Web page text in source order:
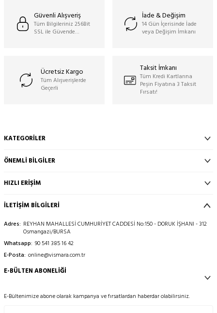
Güvenli Alışveriş
Tüm Bilgileriniz 256Bit
SSL ile Güvende…
İade & Değişim
14 Gün İçerisinde İade
veya Değişim İmkanı
Ücretsiz Kargo
Tüm Alışverişlerde
Geçerli
Taksit İmkanı
Tüm Kredi Kartlarına
Peşin Fiyatına 3 Taksit
Fırsatı!
KATEGORILER
ÖNEMLI BILGILER
HIZLI ERIŞIM
İLETİŞİM BİLGİLERİ
Adres: REYHAN MAHALLESİ CUMHURİYET CADDESİ No:150 - DORUK İŞHANI - 312
Osmangazi/BURSA
Whatsapp: 90 541 385 16 42
E-Posta: online@vismara.com.tr
E-BÜLTEN ABONELIĞI
E-Bültenimize abone olarak kampanya ve fırsatlardan haberdar olabilirsiniz.